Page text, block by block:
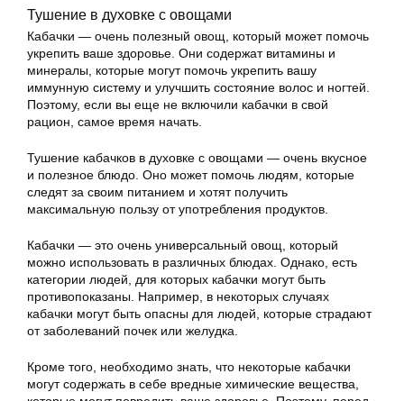
Тушение в духовке с овощами
Кабачки — очень полезный овощ, который может помочь
укрепить ваше здоровье. Они содержат витамины и
минералы, которые могут помочь укрепить вашу
иммунную систему и улучшить состояние волос и ногтей.
Поэтому, если вы еще не включили кабачки в свой
рацион, самое время начать.
Тушение кабачков в духовке с овощами — очень вкусное
и полезное блюдо. Оно может помочь людям, которые
следят за своим питанием и хотят получить
максимальную пользу от употребления продуктов.
Кабачки — это очень универсальный овощ, который
можно использовать в различных блюдах. Однако, есть
категории людей, для которых кабачки могут быть
противопоказаны. Например, в некоторых случаях
кабачки могут быть опасны для людей, которые страдают
от заболеваний почек или желудка.
Кроме того, необходимо знать, что некоторые кабачки
могут содержать в себе вредные химические вещества,